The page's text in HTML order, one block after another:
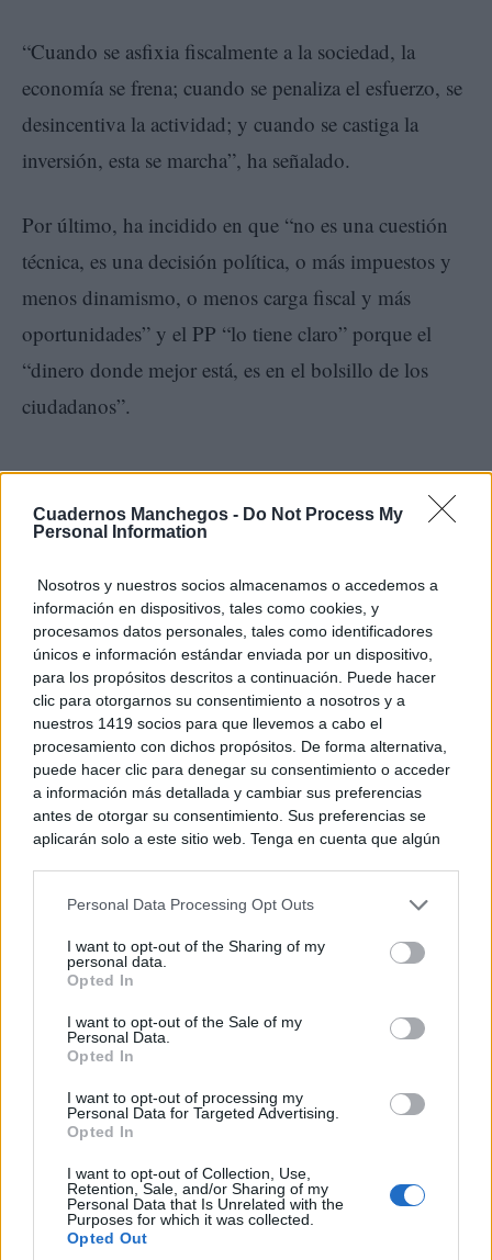
Cuadernos Manchegos - Do Not Process My
Personal Information
Nosotros y nuestros socios almacenamos o accedemos a
información en dispositivos, tales como cookies, y
procesamos datos personales, tales como identificadores
únicos e información estándar enviada por un dispositivo,
para los propósitos descritos a continuación. Puede hacer
clic para otorgarnos su consentimiento a nosotros y a
nuestros 1419 socios para que llevemos a cabo el
procesamiento con dichos propósitos. De forma alternativa,
puede hacer clic para denegar su consentimiento o acceder
a información más detallada y cambiar sus preferencias
antes de otorgar su consentimiento. Sus preferencias se
aplicarán solo a este sitio web. Tenga en cuenta que algún
rechazar tal procesamiento. Puede cambiar sus preferencias
a este sitio y haciendo clic en el botón "Privacidad" en la
parte inferior de la página web.
Please note that this website/app uses one or more Google
services and may gather and store information including but
not limited to your visit or usage behaviour. You may click to
use your data for below specified purposes in below Google
consent section.
Personal Data Processing Opt Outs
I want to opt-out of the Sharing of my
personal data.
Opted In
I want to opt-out of the Sale of my
Personal Data.
Opted In
I want to opt-out of processing my
Personal Data for Targeted Advertising.
Opted In
I want to opt-out of Collection, Use,
Retention, Sale, and/or Sharing of my
Personal Data that Is Unrelated with the
Purposes for which it was collected.
Opted Out
“Cuando se asfixia fiscalmente a la sociedad, la
economía se frena; cuando se penaliza el esfuerzo, se
desincentiva la actividad; y cuando se castiga la
inversión, esta se marcha”, ha señalado.
Por último, ha incidido en que “no es una cuestión
técnica, es una decisión política, o más impuestos y
menos dinamismo, o menos carga fiscal y más
oportunidades” y el PP “lo tiene claro” porque el
“dinero donde mejor está, es en el bolsillo de los
ciudadanos”.
TE RECOMENDAMOS
Corepunk MMORPG
Un verdadero MMORPG de la vieja escuela ¡Cómo los
de antes, pero mejor!
¿Por qué se contagia?
La ciencia explica por qué el bostezo es contagioso